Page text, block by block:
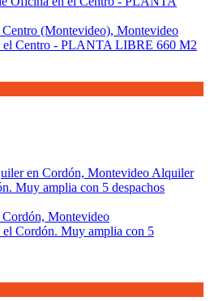
(Montevideo), Montevideo
el Centro - PLANTA LIBRE 660 M2
Montevideo
Cordón. Muy amplia con 5